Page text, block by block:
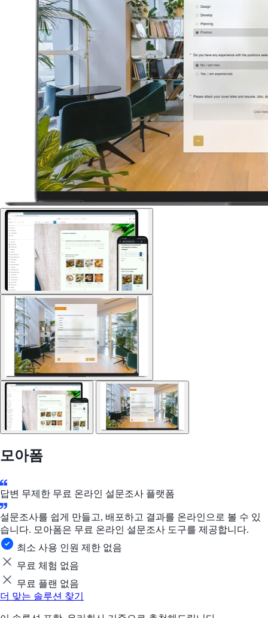
모아폼
답변 무제한 무료 온라인 설문조사 플랫폼
설문조사를 쉽게 만들고, 배포하고 결과를 온라인으로 볼 수 있
습니다. 모아폼은 무료 온라인 설문조사 도구를 제공합니다.
최소 사용 인원 제한 없음
무료 체험 없음
무료 플랜 없음
더 맞는 솔루션 찾기